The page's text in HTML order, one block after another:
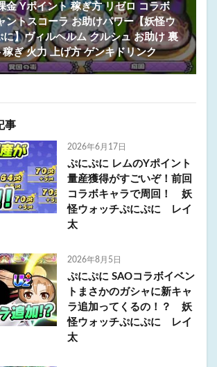
金 Yポイント 稼ぎ方 リゼロ コラボ
ントスコーラ お助けパワー【妖怪ウ
に】ヴィルヘルム クルシュ お助け 裏
ぎ 火力 上げ方 ゲンキドリンク
事
2026年6月17日
ぷにぷに レムのYポイント
量産獲得がすごいぞ！前回
コラボキャラで周回！ 妖
怪ウォッチぷにぷに レイ
太
2026年8月5日
ぷにぷに SAOコラボイベン
トまさかのガシャに新キャ
ラ追加ってくるの！？ 妖
怪ウォッチぷにぷに レイ
太